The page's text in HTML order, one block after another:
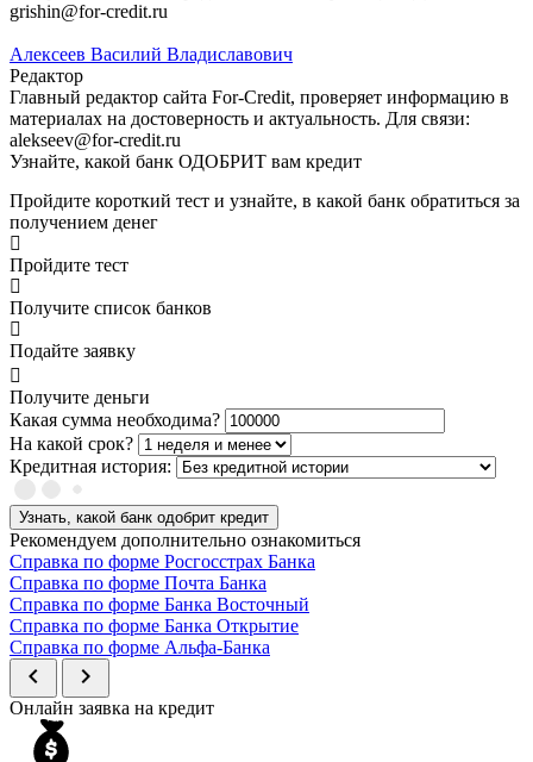
grishin@for-credit.ru
Алексеев Василий Владиславович
Редактор
Главный редактор сайта For-Credit, проверяет информацию в
материалах на достоверность и актуальность. Для связи:
alekseev@for-credit.ru
Узнайте, какой банк ОДОБРИТ вам кредит
Пройдите короткий тест и узнайте, в какой банк обратиться за
получением денег
Пройдите тест
Получите список банков
Подайте заявку
Получите деньги
Какая сумма необходима?
На какой срок?
Кредитная история:
Узнать, какой банк одобрит кредит
Рекомендуем дополнительно ознакомиться
Справка по форме Росгосстрах Банка
Справка по форме Почта Банка
Справка по форме Банка Восточный
Справка по форме Банка Открытие
Справка по форме Альфа-Банка
chevron_left chevron_right
Онлайн заявка на кредит